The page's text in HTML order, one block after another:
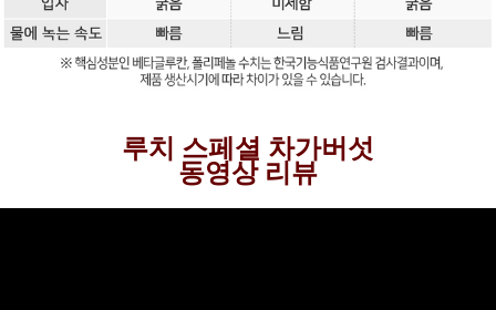
루치 스페셜 차가버섯
동영상 리뷰